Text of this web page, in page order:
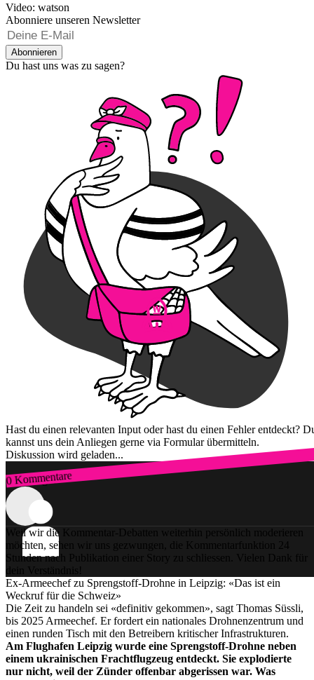
Video: watson
Abonniere unseren Newsletter
Abonnieren
Du hast uns was zu sagen?
Hast du einen relevanten Input oder hast du einen Fehler entdeckt?
kannst uns dein Anliegen gerne via Formular übermitteln.
Diskussion wird geladen...
0 Kommentare
Zum Login
Weil wir die Kommentar-Debatten weiterhin persönlich moderieren
möchten, sehen wir uns gezwungen, die Kommentarfunktion 24
Stunden nach Publikation einer Story zu schliessen. Vielen Dank für
dein Verständnis!
Ex-Armeechef zu Sprengstoff-Drohne in Leipzig: «Das ist ein
Weckruf für die Schweiz»
Die Zeit zu handeln sei «definitiv gekommen», sagt Thomas Süssli,
bis 2025 Armeechef. Er fordert ein nationales Drohnenzentrum und
einen runden Tisch mit den Betreibern kritischer Infrastrukturen.
Am Flughafen Leipzig wurde eine Sprengstoff-Drohne neben
einem ukrainischen Frachtflugzeug entdeckt. Sie explodierte
nur nicht, weil der Zünder offenbar abgerissen war. Was